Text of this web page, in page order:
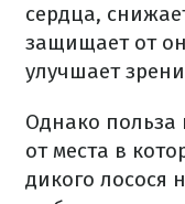
сердца,
защищает от
улучшает
Однако польза
от места в
дикого лосося